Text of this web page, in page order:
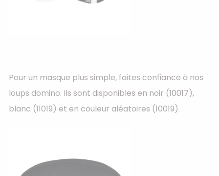
Pour un masque plus simple, faites confiance à nos
loups domino. Ils sont disponibles en noir (10017),
blanc (11019) et en couleur aléatoires (10019).